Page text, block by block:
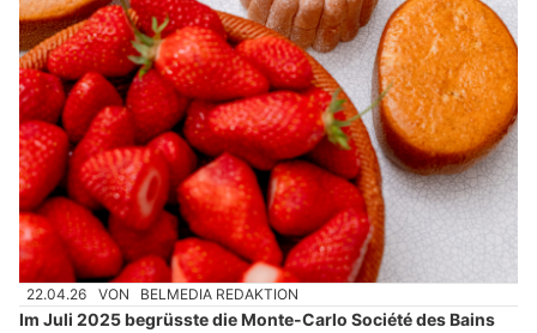
22.04.26 VON BELMEDIA REDAKTION
Im Juli 2025 begrüsste die Monte-Carlo Société des Bains